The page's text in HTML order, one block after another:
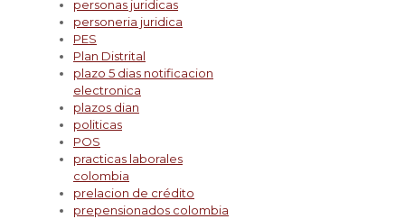
personas juridicas
personeria juridica
PES
Plan Distrital
plazo 5 dias notificacion
electronica
plazos dian
politicas
POS
practicas laborales
colombia
prelacion de crédito
prepensionados colombia